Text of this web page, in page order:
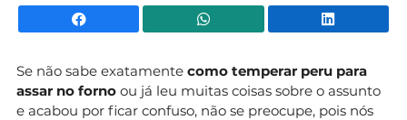
Facebook WhatsApp
Se não sabe exatamente como temperar peru para
assar no forno ou já leu muitas coisas sobre o assunto
e acabou por ficar confuso, não se preocupe, pois nós